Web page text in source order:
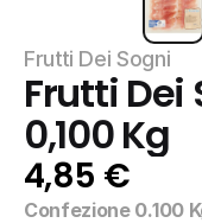
Frutti Dei Sogni
Frutti Dei
0,100 Kg
4,85 €
Confezione 0.100